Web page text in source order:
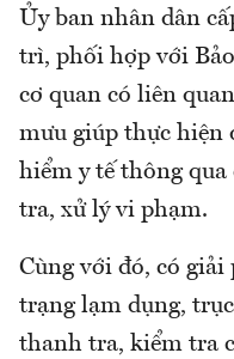
Ủy ban nhân dân
trì, phối hợp với
cơ quan có liên
mưu giúp thực hiện
hiểm y tế thông
tra, xử lý vi phạm.
Cùng với đó, có
trạng lạm dụng,
thanh tra, kiểm tra